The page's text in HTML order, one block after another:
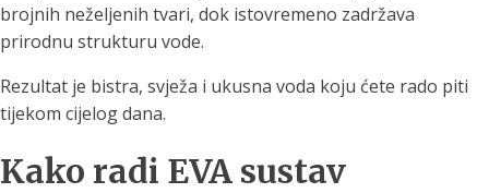
brojnih neželjenih tvari, dok istovremeno zadržava
prirodnu strukturu vode.
Rezultat je bistra, svježa i ukusna voda koju ćete rado piti
tijekom cijelog dana.
Kako radi EVA sustav